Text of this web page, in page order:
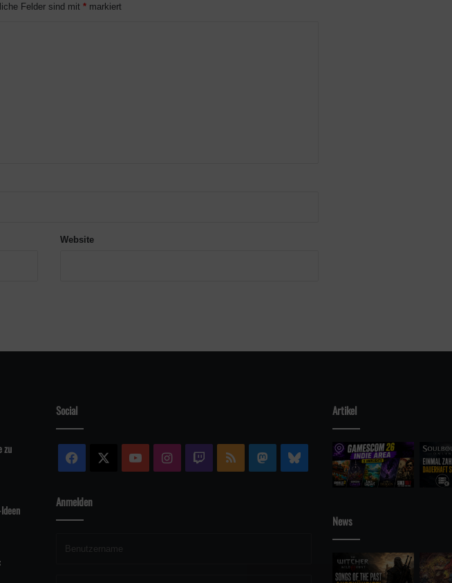
Felder sind mit * markiert
Website
zu
Social
Facebook YouTubeInstagram
TwitchRSS MastodonBluesky
Anmelden
Artikel
News